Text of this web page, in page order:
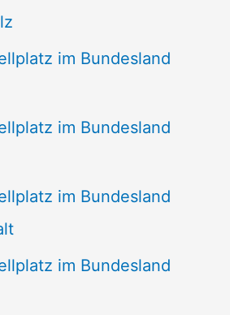
im Bundesland
im Bundesland
im Bundesland
im Bundesland